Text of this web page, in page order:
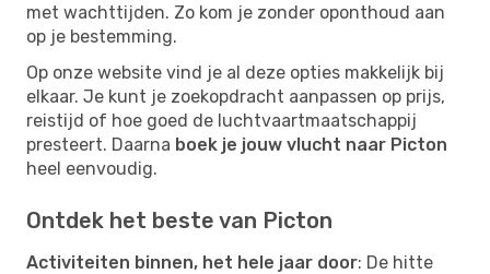
met wachttijden. Zo kom je zonder oponthoud aan
op je bestemming.
Op onze website vind je al deze opties makkelijk bij
elkaar. Je kunt je zoekopdracht aanpassen op prijs,
reistijd of hoe goed de luchtvaartmaatschappij
presteert. Daarna boek je jouw vlucht naar Picton
heel eenvoudig.
Ontdek het beste van Picton
Activiteiten binnen, het hele jaar door: De hitte